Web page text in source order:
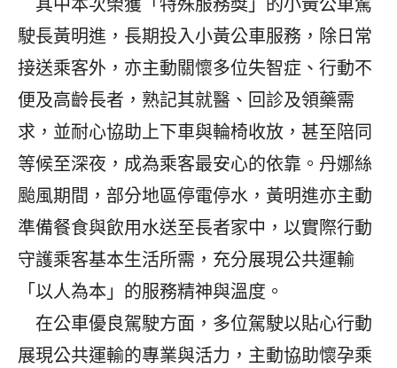
其中本次榮獲「特殊服務獎」的小黃公車駕
駛長黃明進，長期投入小黃公車服務，除日常
接送乘客外，亦主動關懷多位失智症、行動不
便及高齡長者，熟記其就醫、回診及領藥需
求，並耐心協助上下車與輪椅收放，甚至陪同
等候至深夜，成為乘客最安心的依靠。丹娜絲
颱風期間，部分地區停電停水，黃明進亦主動
準備餐食與飲用水送至長者家中，以實際行動
守護乘客基本生活所需，充分展現公共運輸
「以人為本」的服務精神與溫度。
在公車優良駕駛方面，多位駕駛以貼心行動
展現公共運輸的專業與活力，主動協助懷孕乘